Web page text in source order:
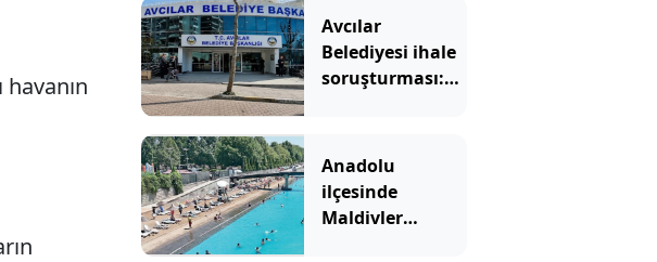
Avcılar
Belediyesi ihale
soruşturması:
edildi
Anadolu
ilçesinde
Maldivler